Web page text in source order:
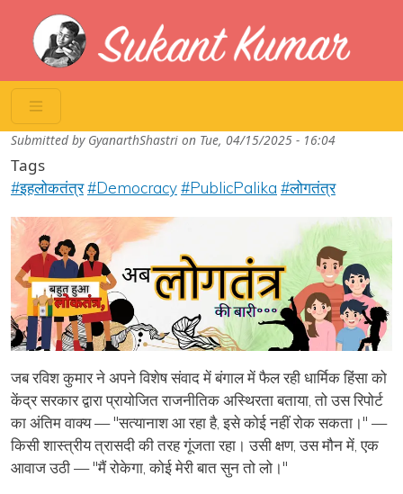
Skip to main content
Submitted by GyanarthShastri on Tue, 04/15/2025 - 16:04
Tags
#इहलोकतंत्र#Democracy#PublicPalika #लोगतंत्र
जब रविश कुमार ने अपने विशेष संवाद में बंगाल में फैल रही धार्मिक हिंसा को
केंद्र सरकार द्वारा प्रायोजित राजनीतिक अस्थिरता बताया, तो उस रिपोर्ट
का अंतिम वाक्य —"सत्यानाश आ रहा है, इसे कोई नहीं रोक सकता।" —
किसी शास्त्रीय त्रासदी की तरह गूंजता रहा। उसी क्षण, उस मौन में, एक
आवाज उठी —"मैं रोकेगा, कोई मेरी बात सुन तो लो।"